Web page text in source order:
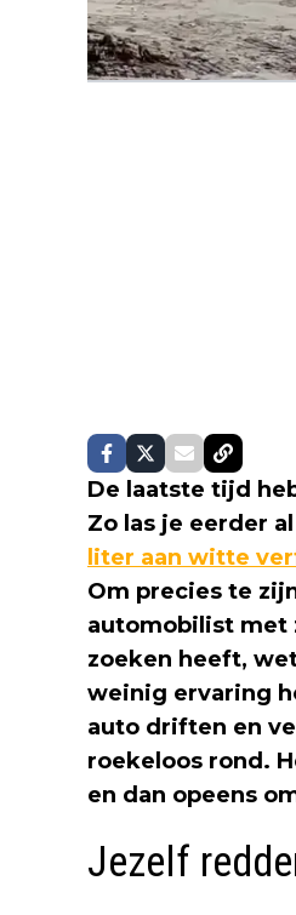
De laatste tijd
Zo las je eerder
liter aan witte
Om precies te
automobilist met
zoeken heeft,
weinig ervaring
auto driften en
roekeloos rond.
en dan opeens
Jezelf